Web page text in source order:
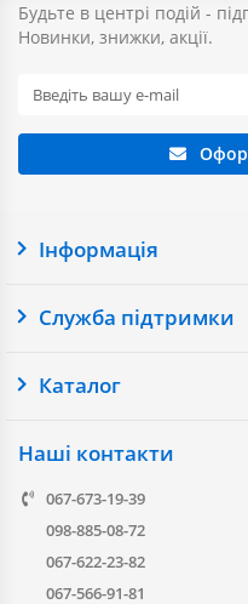
Будьте в центрі подій -
Новинки, знижки, акції.
Інформація
Служба підтримки
Каталог
Наші контакти
067-673-19-39
098-885-08-72
067-622-23-82
067-566-91-81